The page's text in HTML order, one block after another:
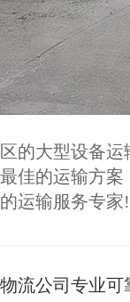
大型设备运
佳的运输方
运输服务专家!
流公司专业可